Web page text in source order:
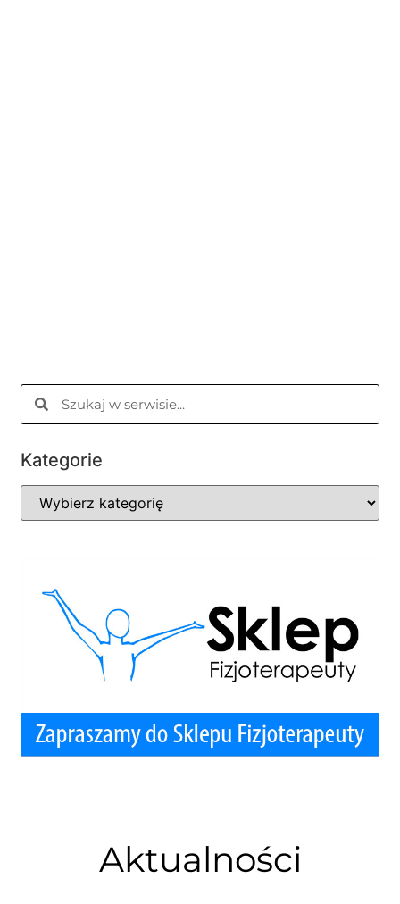
Kategorie
Aktualności